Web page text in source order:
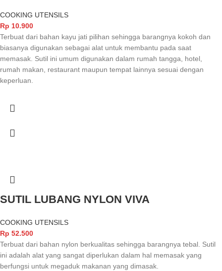
COOKING UTENSILS
Rp 10.900
Terbuat dari bahan kayu jati pilihan sehingga barangnya kokoh dan
biasanya digunakan sebagai alat untuk membantu pada saat
memasak. Sutil ini umum digunakan dalam rumah tangga, hotel,
rumah makan, restaurant maupun tempat lainnya sesuai dengan
keperluan.
SUTIL LUBANG NYLON VIVA
COOKING UTENSILS
Rp 52.500
Terbuat dari bahan nylon berkualitas sehingga barangnya tebal. Sutil
ini adalah alat yang sangat diperlukan dalam hal memasak yang
berfungsi untuk megaduk makanan yang dimasak.